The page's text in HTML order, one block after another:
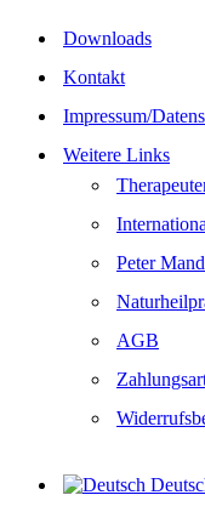
Downloads
Kontakt
Impressum/
Weitere Links
Peter
AGB